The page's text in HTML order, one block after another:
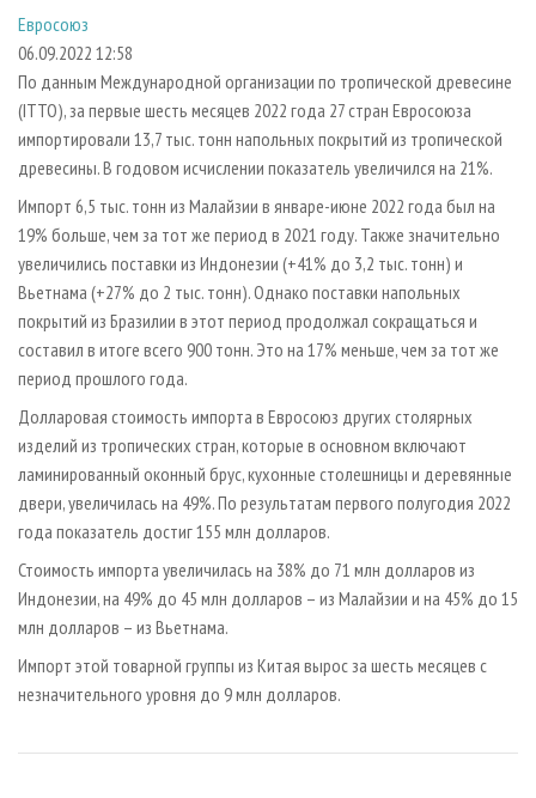
СУШКА ДРЕВЕСИНЫ
ПРОИЗВОДСТВО ДРЕВЕСНЫХ ПЛИТ
ДЕРЕВЯННОЕ ДОМОСТРОЕНИЕ
ПРОИЗВОДСТВО МЕБЕЛИ
БИОЭНЕРГЕТИКА
ЦБП
ИНСТРУМЕНТ И МАТЕРИАЛЫ
ПЕРСОНЫ
МОБИЛЬНЫЕ ВЫСТАВКИ
ОФИЦИАЛЬНЫЕ ДЕЛЕГАЦИИ
ПРИОРИТЕТНЫЕ ИНВЕСТПРОЕКТЫ
RUSSIAN FORESTRY REVIEW
ГАЗЕТА ЛЕСПРОМФОРУМ
БИБЛИОТЕКА СПЕЦИАЛИСТА
КОНТАКТЫ
РЕКЛАМОДАТЕЛЯМ
РЕКЛАМА
РЕКЛАМА НА САЙТЕ
Евросоюз
06.09.2022 12:58
По данным Международной организации по тропической древесине
(ITTO), за первые шесть месяцев 2022 года 27 стран Евросоюза
импортировали 13,7 тыс. тонн напольных покрытий из тропической
древесины. В годовом исчислении показатель увеличился на 21%.
Импорт 6,5 тыс. тонн из Малайзии в январе-июне 2022 года был на
19% больше, чем за тот же период в 2021 году. Также значительно
увеличились поставки из Индонезии (+41% до 3,2 тыс. тонн) и
Вьетнама (+27% до 2 тыс. тонн). Однако поставки напольных
покрытий из Бразилии в этот период продолжал сокращаться и
составил в итоге всего 900 тонн. Это на 17% меньше, чем за тот же
период прошлого года.
Долларовая стоимость импорта в Евросоюз других столярных
изделий из тропических стран, которые в основном включают
ламинированный оконный брус, кухонные столешницы и деревянные
двери, увеличилась на 49%. По результатам первого полугодия 2022
года показатель достиг 155 млн долларов.
Стоимость импорта увеличилась на 38% до 71 млн долларов из
Индонезии, на 49% до 45 млн долларов – из Малайзии и на 45% до 15
млн долларов – из Вьетнама.
Импорт этой товарной группы из Китая вырос за шесть месяцев с
незначительного уровня до 9 млн долларов.